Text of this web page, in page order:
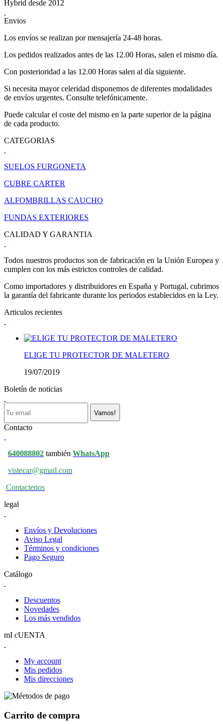
Hybrid desde 2012
Envios
Los envíos se realizan por mensajería 24-48 horas.
Los pedidos realizados antes de las 12.00 Horas, salen el mismo día.
Con posterioridad a las 12.00 Horas salen al día siguiente.
Si necesita mayor celeridad disponemos de diferentes modalidades
de envíos urgentes. Consulte telefónicamente.
Puede calcular el coste del mismo en la parte superior de la página
de cada producto.
CATEGORIAS
SUELOS FURGONETA
CUBRE CARTER
ALFOMBRILLAS CAUCHO
FUNDAS EXTERIORES
CALIDAD Y GARANTIA
Todos nuestros productos son de fabricación en la Unión Europea y
cumplen con los más estrictos controles de calidad.
Como importadores y distribuidores en España y Portugal, cubrimos
la garantía del fabricante durante los periodos establecidos en la Ley.
Articulos recientes
ELIGE TU PROTECTOR DE MALETERO
19/07/2019
Boletín de noticias
Vamos!
Contacto
640088802 también WhatsApp
vistecar@gmail.com
Contactenos
legal
Envíos y Devoluciones
Aviso Legal
Términos y condiciones
Pago Seguro
Catálogo
Descuentos
Novedades
Los más vendidos
mI cUENTA
My account
Mis pedidos
Mis direcciones
Carrito de compra